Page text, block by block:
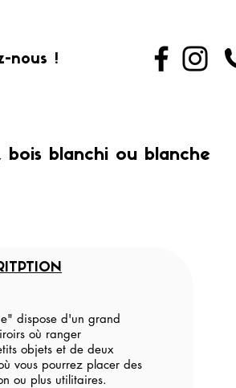
nous !
bois blanchi ou blanche
dispose d'un grand
où ranger
objets et de deux
vous pourrez placer des
ou plus utilitaires.